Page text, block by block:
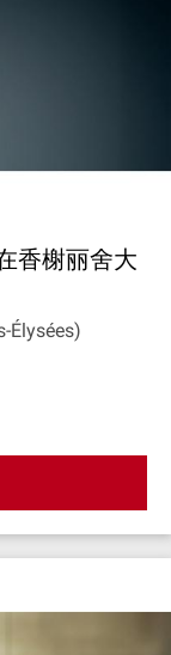
香榭丽舍大
Élysées)